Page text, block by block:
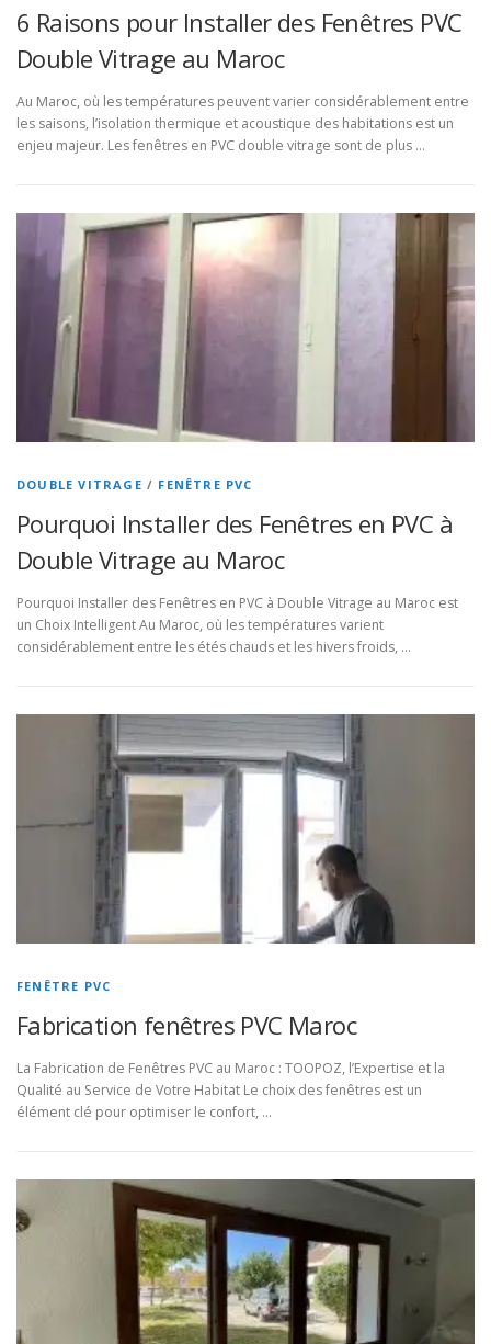
6 Raisons pour Installer des Fenêtres PVC
Double Vitrage au Maroc
Au Maroc, où les températures peuvent varier considérablement entre
les saisons, l’isolation thermique et acoustique des habitations est un
enjeu majeur. Les fenêtres en PVC double vitrage sont de plus …
DOUBLE VITRAGE / FENÊTRE PVC
Pourquoi Installer des Fenêtres en PVC à
Double Vitrage au Maroc
Pourquoi Installer des Fenêtres en PVC à Double Vitrage au Maroc est
un Choix Intelligent Au Maroc, où les températures varient
considérablement entre les étés chauds et les hivers froids, …
FENÊTRE PVC
Fabrication fenêtres PVC Maroc
La Fabrication de Fenêtres PVC au Maroc : TOOPOZ, l’Expertise et la
Qualité au Service de Votre Habitat Le choix des fenêtres est un
élément clé pour optimiser le confort, …